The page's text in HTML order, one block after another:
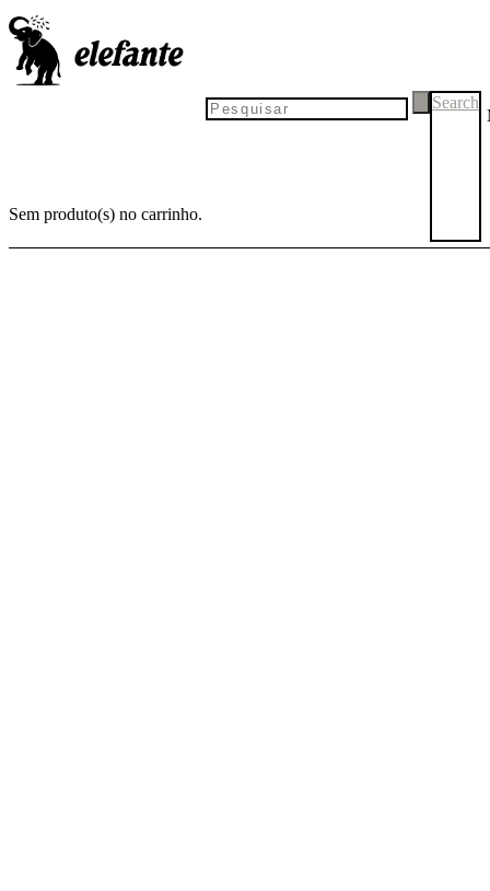
Sem produto(s) no carrinho.
Search
PRÉ-
-VENDA
LANÇA-
MENTO